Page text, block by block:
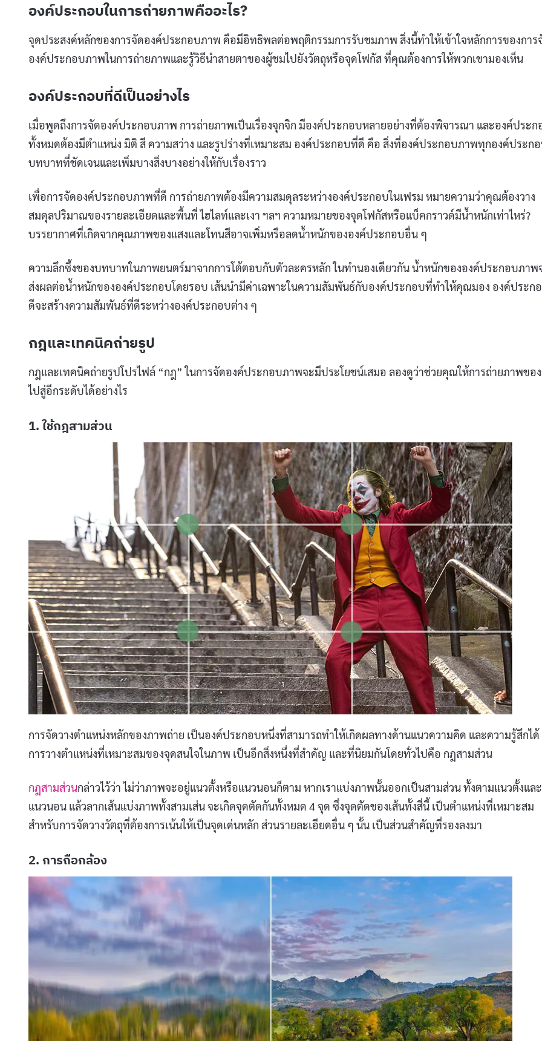
องค์ประกอบในการถ่ายภาพคืออะไร?
จุดประสงค์หลักของการจัดองค์ประกอบภาพ คือมีอิทธิพลต่อพฤติกรรมการรับชมภาพ สิ่งนี้ทำให้เข้าใจหลักการของการ
องค์ประกอบภาพในการถ่ายภาพและรู้วิธีนำสายตาของผู้ชมไปยังวัตถุหรือจุดโฟกัส ที่คุณต้องการให้พวกเขามองเห็น
องค์ประกอบที่ดีเป็นอย่างไร
เมื่อพูดถึงการจัดองค์ประกอบภาพ การถ่ายภาพเป็นเรื่องจุกจิก มีองค์ประกอบหลายอย่างที่ต้องพิจารณา และองค์ประก
ทั้งหมดต้องมีตำแหน่ง มิติ สี ความสว่าง และรูปร่างที่เหมาะสม องค์ประกอบที่ดี คือ สิ่งที่องค์ประกอบภาพทุกองค์ประก
บทบาทที่ชัดเจนและเพิ่มบางสิ่งบางอย่างให้กับเรื่องราว
เพื่อการจัดองค์ประกอบภาพที่ดี การถ่ายภาพต้องมีความสมดุลระหว่างองค์ประกอบในเฟรม หมายความว่าคุณต้องวาง
สมดุลปริมาณของรายละเอียดและพื้นที่ ไฮไลท์และเงา ฯลฯ ความหมายของจุดโฟกัสหรือแบ็คกราวด์มีน้ำหนักเท่าไหร่?
บรรยากาศที่เกิดจากคุณภาพของแสงและโทนสีอาจเพิ่มหรือลดน้ำหนักขององค์ประกอบอื่น ๆ
ความลึกซึ้งของบทบาทในภาพยนตร์มาจากการโต้ตอบกับตัวละครหลัก ในทำนองเดียวกัน น้ำหนักขององค์ประกอบภาพ
ส่งผลต่อน้ำหนักขององค์ประกอบโดยรอบ เส้นนำมีค่าเฉพาะในความสัมพันธ์กับองค์ประกอบที่ทำให้คุณมอง องค์ประก
ดีจะสร้างความสัมพันธ์ที่ดีระหว่างองค์ประกอบต่าง ๆ
กฎและเทคนิคถ่ายรูป
กฎและเทคนิคถ่ายรูปโปรไฟล์ “กฎ” ในการจัดองค์ประกอบภาพจะมีประโยชน์เสมอ ลองดูว่าช่วยคุณให้การถ่ายภาพขอ
ไปสู่อีกระดับได้อย่างไร
1. ใช้กฎสามส่วน
การจัดวางตำแหน่งหลักของภาพถ่าย เป็นองค์ประกอบหนึ่งที่สามารถทำให้เกิดผลทางด้านแนวความคิด และความรู้สึกได้
การวางตำแหน่งที่เหมาะสมของจุดสนใจในภาพ เป็นอีกสิ่งหนึ่งที่สำคัญ และที่นิยมกันโดยทั่วไปคือ กฎสามส่วน
กฎสามส่วนกล่าวไว้ว่า ไม่ว่าภาพจะอยู่แนวตั้งหรือแนวนอนก็ตาม หากเราแบ่งภาพนั้นออกเป็นสามส่วน ทั้งตามแนวตั้งและ
แนวนอน แล้วลากเส้นแบ่งภาพทั้งสามเส่น จะเกิดจุดตัดกันทั้งหมด 4 จุด ซึ่งจุดตัดของเส้นทั้งสี่นี้ เป็นตำแหน่งที่เหมาะสม
สำหรับการจัดวางวัตถุที่ต้องการเน้นให้เป็นจุดเด่นหลัก ส่วนรายละเอียดอื่น ๆ นั้น เป็นส่วนสำคัญที่รองลงมา
2. การถือกล้อง